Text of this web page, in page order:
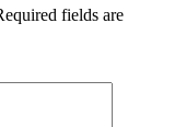
fields are